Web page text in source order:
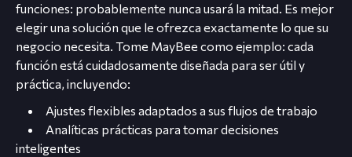
funciones: probablemente nunca usará la mitad. Es mejor
elegir una solución que le ofrezca exactamente lo que su
negocio necesita. Tome MayBee como ejemplo: cada
función está cuidadosamente diseñada para ser útil y
práctica, incluyendo:
Ajustes flexibles adaptados a sus flujos de trabajo
Analíticas prácticas para tomar decisiones
inteligentes